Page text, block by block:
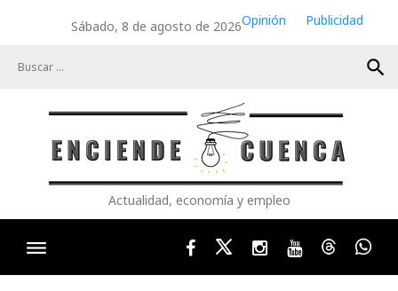
Sábado, 8 de agosto de 2026Opinión
Publicidad
search
Actualidad, economía y empleo
FacebookTwitterInstagram
YoutubeThreads